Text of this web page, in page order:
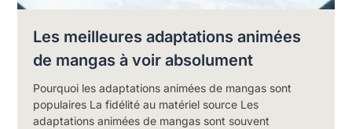
Les meilleures adaptations animées
de mangas à voir absolument
Pourquoi les adaptations animées de mangas sont
populaires La fidélité au matériel source Les
adaptations animées de mangas sont souvent